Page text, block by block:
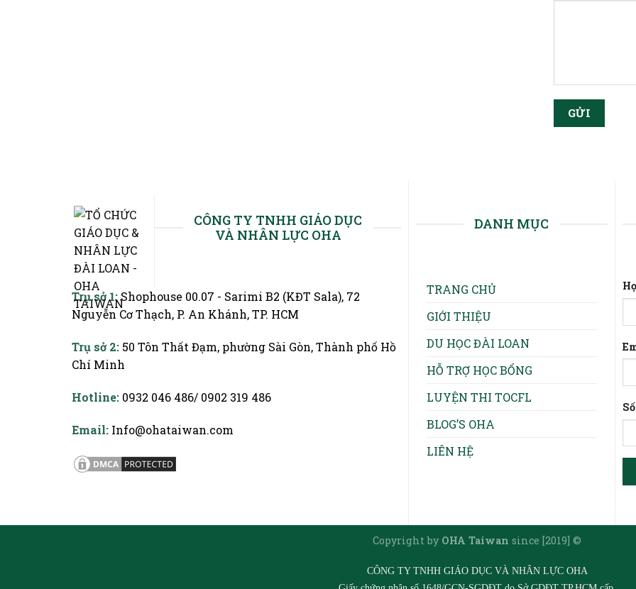
CÔNG TY TNHH GIÁO DỤC
VÀ NHÂN LỰC OHA
Trụ sở 1:Shophouse 00.07 - Sarimi B2 (KĐT Sala), 72
Nguyễn Cơ Thạch, P. An Khánh, TP. HCM
Trụ sở 2: 50 Tôn Thất Đạm, phường Sài Gòn, Thành phố Hồ
Chí Minh
Hotline: 0932 046 486/ 0902 319 486
Email: Info@ohataiwan.com
DANH MỤC
TRANG CHỦ
GIỚI THIỆU
DU HỌC ĐÀI LOAN
HỖ TRỢ HỌC BỔNG
LUYỆN THI TOCFL
BLOG’S OHA
LIÊN HỆ
Copyright by OHA Taiwan since [2019] ©
CÔNG TY TNHH GIÁO DỤC VÀ NHÂN LỰC OHA